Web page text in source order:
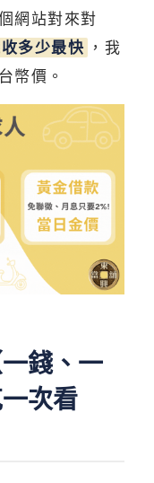
網站對來對
多少最快 ，我
幣價。
錢、一
次看